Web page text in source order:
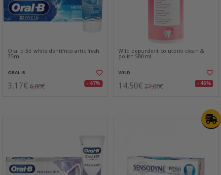
Oral b 3d white dentifrico artic fresh
75ml
ORAL-B
3,17€ 6,00€ - 47%
Wild depurdent colutorio clean &
polish 500ml
WILD
14,50€ 27,00€ - 46%